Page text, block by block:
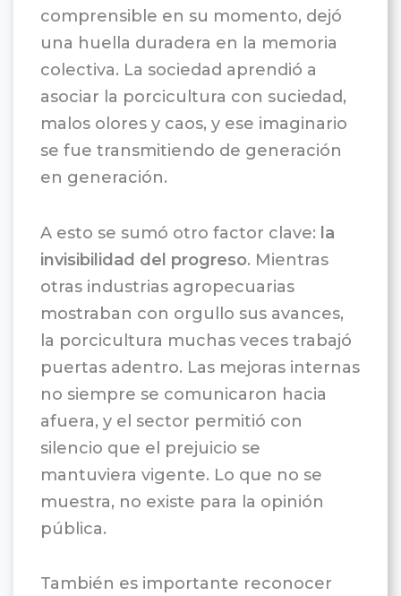
comprensible en su momento, dejó
una huella duradera en la memoria
colectiva. La sociedad aprendió a
asociar la porcicultura con suciedad,
malos olores y caos, y ese imaginario
se fue transmitiendo de generación
en generación.
A esto se sumó otro factor clave: la
invisibilidad del progreso. Mientras
otras industrias agropecuarias
mostraban con orgullo sus avances,
la porcicultura muchas veces trabajó
puertas adentro. Las mejoras internas
no siempre se comunicaron hacia
afuera, y el sector permitió con
silencio que el prejuicio se
mantuviera vigente. Lo que no se
muestra, no existe para la opinión
pública.
También es importante reconocer